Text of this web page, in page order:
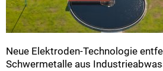
Neue Elektroden-Technologie
Schwermetalle aus